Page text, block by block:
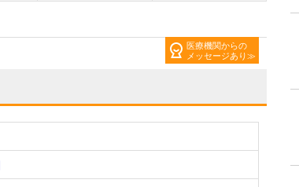
医療機関からの
メッセージあり